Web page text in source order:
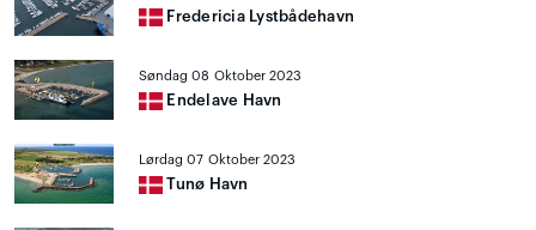
Fredericia Lystbådehavn
Søndag 08 Oktober 2023
Endelave Havn
Lørdag 07 Oktober 2023
Tunø Havn